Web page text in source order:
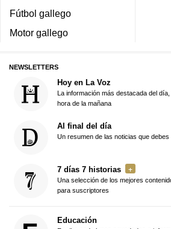
Fútbol gallego
Motor gallego
NEWSLETTERS
Hoy en La Voz
La información más destacada del
hora de la mañana
Al final del día
Un resumen de las noticias que
7 días 7 historias
Una selección de los mejores
para suscriptores
Educación